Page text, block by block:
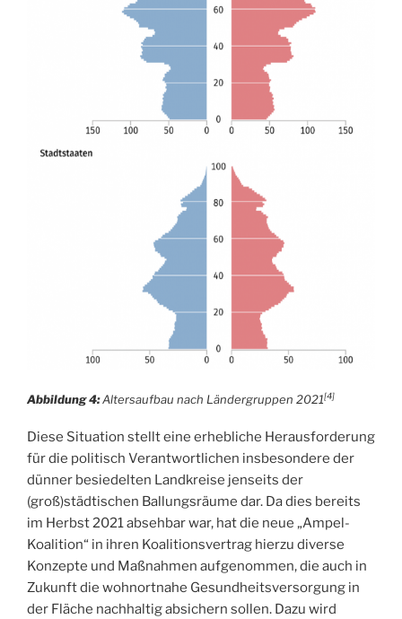
Abbildung 4:Altersaufbau nach Ländergruppen 2021[4]
Diese Situation stellt eine erhebliche Herausforderung
für die politisch Verantwortlichen insbesondere der
dünner besiedelten Landkreise jenseits der
(groß)städtischen Ballungsräume dar. Da dies bereits
im Herbst 2021 absehbar war, hat die neue „Ampel-
Koalition“ in ihren Koalitionsvertrag hierzu diverse
Konzepte und Maßnahmen aufgenommen, die auch in
Zukunft die wohnortnahe Gesundheitsversorgung in
der Fläche nachhaltig absichern sollen. Dazu wird